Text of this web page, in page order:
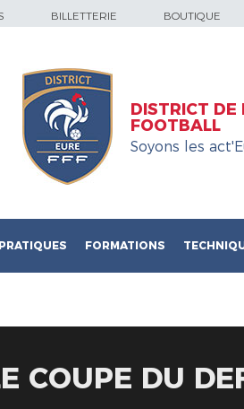
BILLETTERIE BOUTIQUE
DISTRICT DE
FOOTBALL
Soyons les
PRATIQUES FORMATIONS
COUPE DU